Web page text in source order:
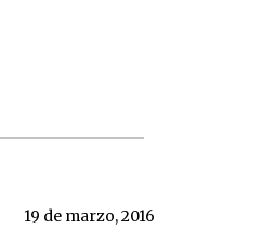
19 de marzo, 2016